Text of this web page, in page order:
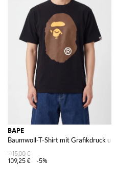
BAPE
Baumwoll-T-Shirt mit Grafikdruck
115,00 €
109,25 €
-5%